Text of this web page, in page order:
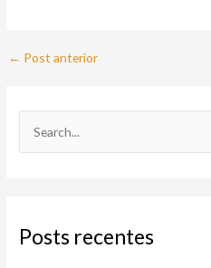
← Post anterior
u
Posts recentes